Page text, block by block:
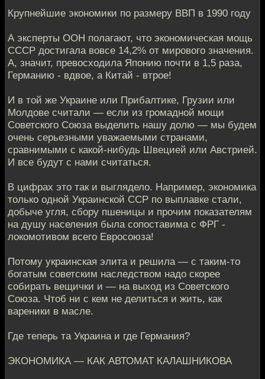
Крупнейшие экономики по размеру ВВП в 1990 году
А эксперты ООН полагают, что экономическая мощь
СССР достигала вовсе 14,2% от мирового значения.
А, значит, превосходила Японию почти в 1,5 раза,
Германию - вдвое, а Китай - втрое!
И в той же Украине или Прибалтике, Грузии или
Молдове считали — если из громадной мощи
Советского Союза выделить нашу долю — мы будем
очень серьезными уважаемыми странами,
сравнимыми с какой-нибудь Швецией или Австрией.
И все будут с нами считаться.
В цифрах это так и выглядело. Например, экономика
только одной Украинской ССР по выплавке стали,
добыче угля, сбору пшеницы и прочим показателям
на душу населения была сопоставима с ФРГ -
локомотивом всего Евросоюза!
Потому украинская элита и решила — с таким-то
богатым советским наследством надо скорее
собирать вещички и — на выход из Советского
Союза. Чтоб ни с кем не делиться и жить, как
вареники в масле.
Где теперь та Украина и где Германия?
ЭКОНОМИКА — КАК АВТОМАТ КАЛАШНИКОВА